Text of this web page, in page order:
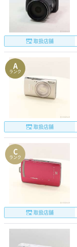
取扱店舗
A
ランク
取扱店舗
C
ランク
取扱店舗